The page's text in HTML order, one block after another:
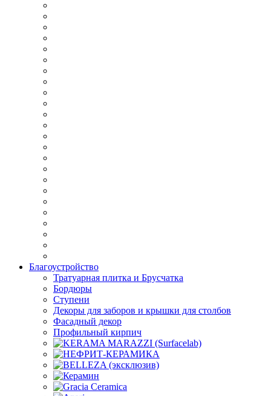
Благоустройство
Тратуарная плитка и Брусчатка
Бордюры
Ступени
Декоры для заборов и крышки для столбов
Фасадный декор
Профильный кирпич